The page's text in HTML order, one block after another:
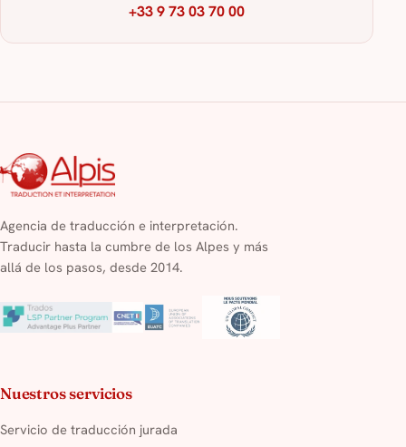
+33 9 73 03 70 00
Agencia de traducción e interpretación.
Traducir hasta la cumbre de los Alpes y más
allá de los pasos, desde 2014.
Nuestros servicios
Servicio de traducción jurada